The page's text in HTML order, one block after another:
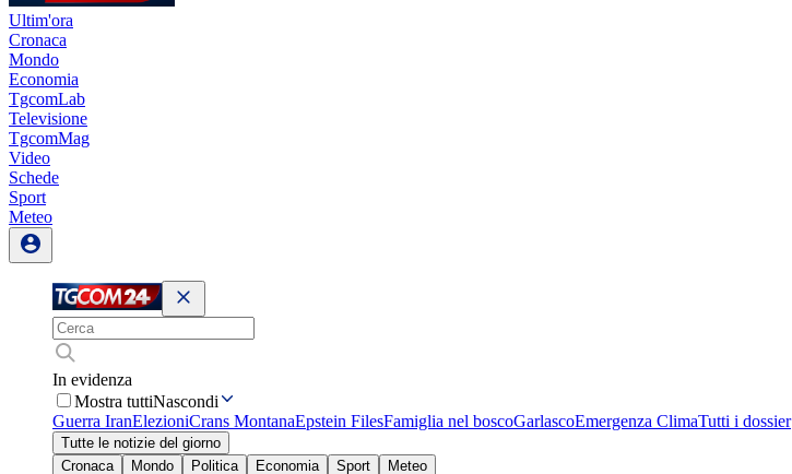
Ultim'ora
Cronaca
Mondo
Economia
TgcomLab
Televisione
TgcomMag
Video
Schede
Sport
Meteo
In evidenza
Mostra tuttiNascondi
Guerra IranElezioniCrans MontanaEpstein FilesFamiglia nel boscoGarlascoEmergenza ClimaTutti i dossier
Tutte le notizie del giorno
Cronaca
Mondo Politica Economia Sport
Meteo